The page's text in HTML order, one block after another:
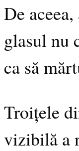
De
glasul nu
ca să
Troițele
vizibilă a